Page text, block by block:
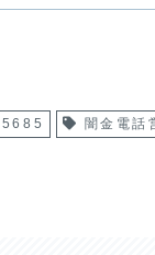
闇金電話